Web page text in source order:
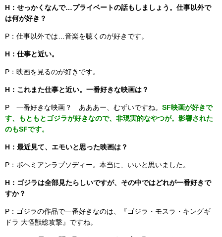
H：せっかくなんで…プライベートの話もしましょう。仕事以外で
は何が好き？
P：仕事以外では…音楽を聴くのが好きです。
H：仕事と近い。
P：映画を見るのが好きです。
H：これまた仕事と近い。一番好きな映画は？
P 一番好きな映画？ あああー、むずいですね。 SF映画が好きで
す、もともとゴジラが好きなので、非現実的なやつが。影響された
のもSFです。
H：最近見て、エモいと思った映画は？
P：ボヘミアンラプソディー。本当に、いいと思いました。
H：ゴジラは全部見たらしいですが、その中ではどれが一番好きで
すか？
P：ゴジラの作品で一番好きなのは、『ゴジラ・モスラ・キングギ
ドラ 大怪獣総攻撃』ですね。